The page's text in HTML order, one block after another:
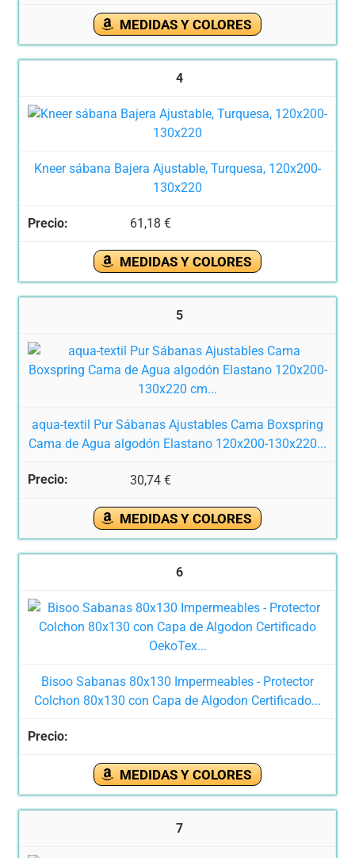
MEDIDAS Y COLORES
4
Kneer sábana Bajera Ajustable, Turquesa, 120x200-
130x220
61,18 €
MEDIDAS Y COLORES
5
aqua-textil Pur Sábanas Ajustables Cama Boxspring
Cama de Agua algodón Elastano 120x200-130x220...
30,74 €
MEDIDAS Y COLORES
6
Bisoo Sabanas 80x130 Impermeables - Protector
Colchon 80x130 con Capa de Algodon Certificado...
MEDIDAS Y COLORES
7